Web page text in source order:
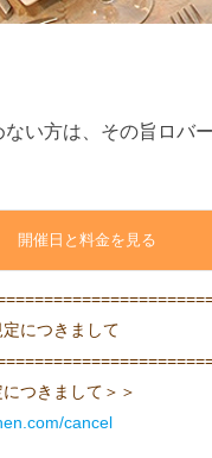
い方は、その旨ロバ
開催日と料金を見る
につきまして
つきまして＞＞
cancel